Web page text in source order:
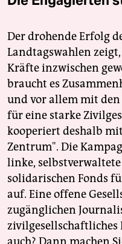
Der drohende Erfolg
Landtagswahlen
Kräfte inzwischen
braucht es
und vor allem mit den
für eine starke
kooperiert deshalb
Zentrum". Die
linke,
solidarischen Fonds
auf. Eine offene
zugänglichen
zivilgesellschaftliches